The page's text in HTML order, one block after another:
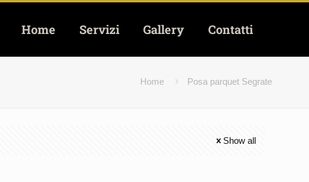
Home Servizi Gallery Contatti
Home Posa parquet Segrate
Show all